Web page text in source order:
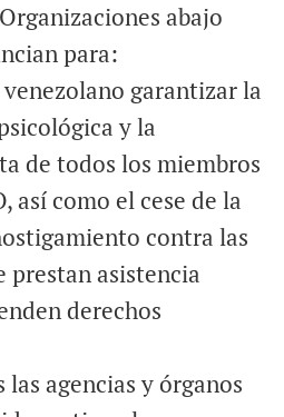
abajo
para:
garantizar la
y la
de todos los miembros
así como el cese de la
contra las
prestan asistencia
derechos
agencias y órganos